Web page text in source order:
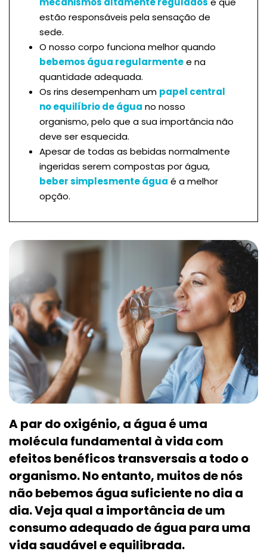
estão responsáveis pela sensação de
sede.
O nosso corpo funciona melhor quando
bebemos água regularmentee na
quantidade adequada.
Os rins desempenham um papel central
no equilíbrio de água no nosso
organismo, pelo que a sua importância não
deve ser esquecida.
Apesar de todas as bebidas normalmente
ingeridas serem compostas por água,
beber simplesmente água é a melhor
opção.
A par do oxigénio, a água é uma
molécula fundamental à vida com
efeitos benéficos transversais a todo o
organismo. No entanto, muitos de nós
não bebemos água suficiente no dia a
dia. Veja qual a importância de um
consumo adequado de água para uma
vida saudável e equilibrada.